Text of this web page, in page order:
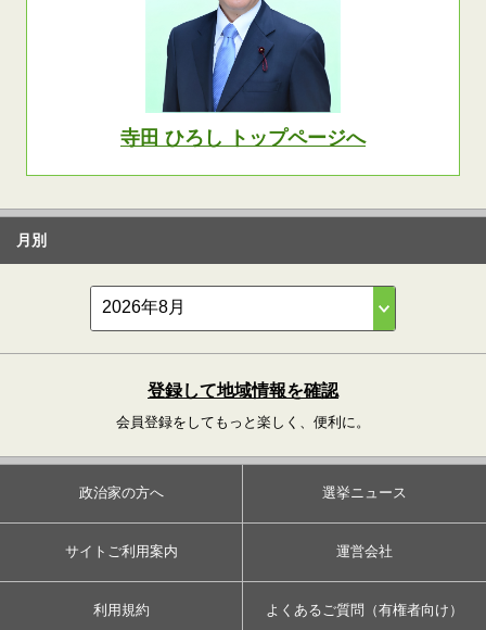
寺田 ひろし トップページへ
月別
登録して地域情報を確認
会員登録をしてもっと楽しく、便利に。
政治家の方へ 選挙ニュース
サイトご利用案内 運営会社
利用規約 よくあるご質問（有権者向け）